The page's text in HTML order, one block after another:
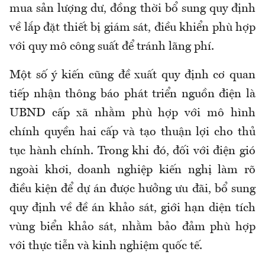
mua sản lượng dư, đồng thời bổ sung quy định
về lắp đặt thiết bị giám sát, điều khiển phù hợp
với quy mô công suất để tránh lãng phí.
Một số ý kiến cũng đề xuất quy định cơ quan
tiếp nhận thông báo phát triển nguồn điện là
UBND cấp xã nhằm phù hợp với mô hình
chính quyền hai cấp và tạo thuận lợi cho thủ
tục hành chính. Trong khi đó, đối với điện gió
ngoài khơi, doanh nghiệp kiến nghị làm rõ
điều kiện để dự án được hưởng ưu đãi, bổ sung
quy định về đề án khảo sát, giới hạn diện tích
vùng biển khảo sát, nhằm bảo đảm phù hợp
với thực tiễn và kinh nghiệm quốc tế.